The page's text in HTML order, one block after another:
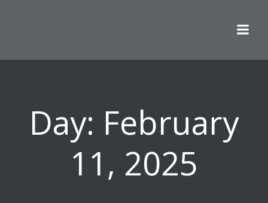
Day: February
11, 2025